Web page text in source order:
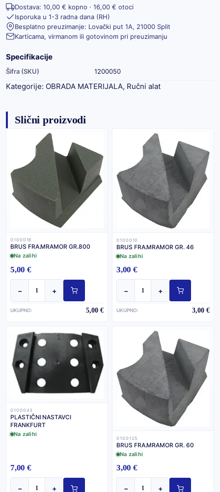
Dostava: 10,00 € kopno · 16,00 € otoci
Isporuka u 1-3 radna dana (RH)
Besplatno preuzimanje: Lovački put 1A, 21000 Split
Karticama, virmanom ili gotovinom pri preuzimanju
Specifikacije
Šifra (SKU) 1200050
Kategorije: OBRADA MATERIJALA, Ručni alat
Slični proizvodi
0100016
BRUS FRA.MRAMOR GR.800
Na zalihi
5,00 €
− +
UKUPNO: 5,00 €
0100010
BRUS FRA.MRAMOR GR. 46
Na zalihi
3,00 €
− +
UKUPNO: 3,00 €
0100043
PLASTIČNI NASTAVCI
FRANKFURT
Na zalihi
7,00 €
− +
0100125
BRUS FRA.MRAMOR GR. 60
Na zalihi
3,00 €
− +